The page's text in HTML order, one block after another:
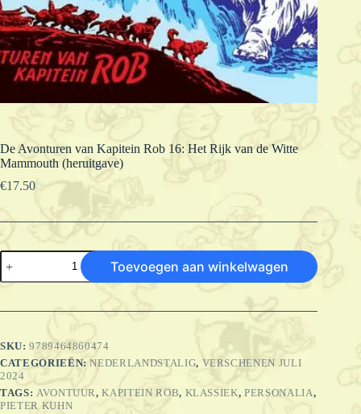
De Avonturen van Kapitein Rob 16: Het Rijk van de Witte
Mammouth (heruitgave)
€17.50
De
Avonturen
van
Rob
Rijk
van
de
Witte
Mammouth
Toevoegen aan winkelwagen
SKU:9789464860474
CATEGORIEËN:NEDERLANDSTALIG, VERSCHENEN JULI
2024
TAGS: AVONTUUR,KAPITEIN ROB, KLASSIEK,PERSONALIA,
PIETER KUHN